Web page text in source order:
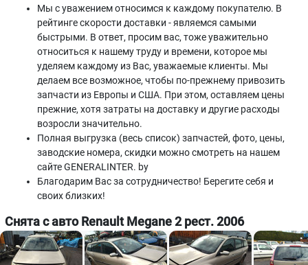
Мы с уважением относимся к каждому покупателю. В
рейтинге скорости доставки - являемся самыми
быстрыми. В ответ, просим вас, тоже уважительно
относиться к нашему труду и времени, которое мы
уделяем каждому из Вас, уважаемые клиенты. Мы
делаем все возможное, чтобы по-прежнему привозить
запчасти из Европы и США. При этом, оставляем цены
прежние, хотя затраты на доставку и другие расходы
возросли значительно.
Полная выгрузка (весь список) запчастей, фото, цены,
заводские номера, скидки можно смотреть на нашем
сайте GENERALINTER. by
Благодарим Вас за сотрудничество! Берегите себя и
своих близких!
Снята с авто Renault Megane 2 рест. 2006